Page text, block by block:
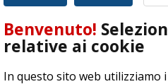
Benvenuto!
relative ai cookie
In questo sito web utilizziamo
ASD Let's Sport - Via T. Olivelli 3,